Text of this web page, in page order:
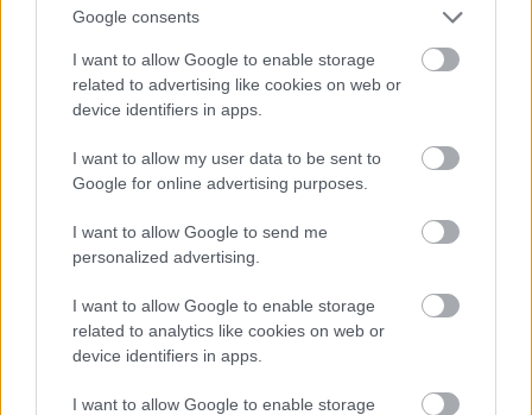
Google consents
I want to allow Google to enable storage
related to advertising like cookies on web or
device identifiers in apps.
I want to allow my user data to be sent to
Google for online advertising purposes.
I want to allow Google to send me
personalized advertising.
I want to allow Google to enable storage
related to analytics like cookies on web or
device identifiers in apps.
I want to allow Google to enable storage
ÉLETMÓD
Igen, a
csokifüggőség valóban létező
probléma, a megoldás pedig
egyszerűbb, mint gondolnánk